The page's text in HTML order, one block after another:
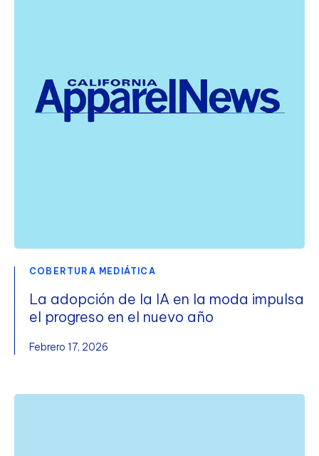
COBERTURA MEDIÁTICA
La adopción de la IA en la moda impulsa
el progreso en el nuevo año
Febrero 17, 2026